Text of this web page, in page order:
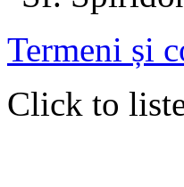
Termeni și
Click to